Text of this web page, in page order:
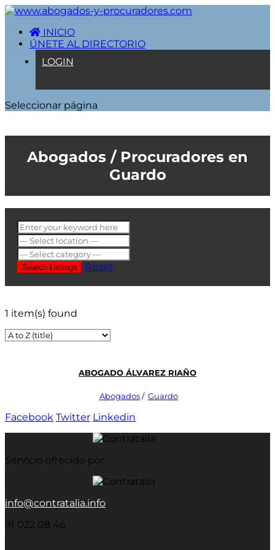
INICIO
ÚNETE AL DIRECTORIO
LOGIN
Seleccionar página
Guardo
Search Listings Reset
1 item(s) found
Abogado Álvarez Riaño
Abogados/ Guardo
Facebook Twitter Linkedin
Servicio ofrecido por
info@contratalia.info
91 022 08 46